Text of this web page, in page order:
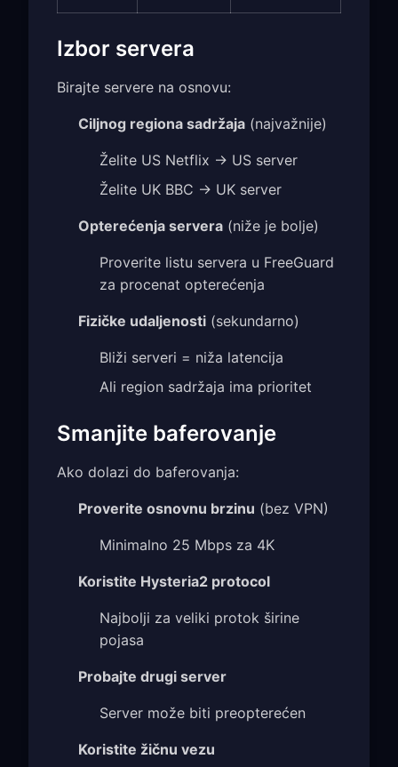
Izbor servera
Birajte servere na osnovu:
Ciljnog regiona sadržaja (najvažnije)
Želite US Netflix → US server
Želite UK BBC → UK server
Opterećenja servera (niže je bolje)
Proverite listu servera u FreeGuard
za procenat opterećenja
Fizičke udaljenosti (sekundarno)
Bliži serveri = niža latencija
Ali region sadržaja ima prioritet
Smanjite baferovanje
Ako dolazi do baferovanja:
Proverite osnovnu brzinu (bez VPN)
Minimalno 25 Mbps za 4K
Koristite Hysteria2 protocol
Najbolji za veliki protok širine
pojasa
Probajte drugi server
Server može biti preopterećen
Koristite žičnu vezu